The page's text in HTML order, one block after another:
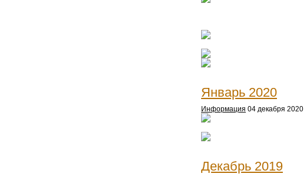
Январь 2020
Информация 04 декабря 2020
Декабрь 2019